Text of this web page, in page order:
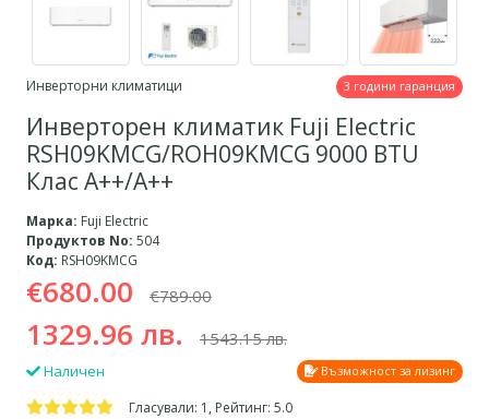
Инверторни климатици 3 години гаранция
Инверторен климатик Fuji Electric
RSH09KMCG/ROH09KMCG 9000 BTU
Клас A++/A++
Марка: Fuji Electric
Продуктов No: 504
Код: RSH09KMCG
€680.00 €789.00
1329.96 лв. 1543.15 лв.
Наличен Възможност за лизинг
Гласували: 1, Рейтинг: 5.0